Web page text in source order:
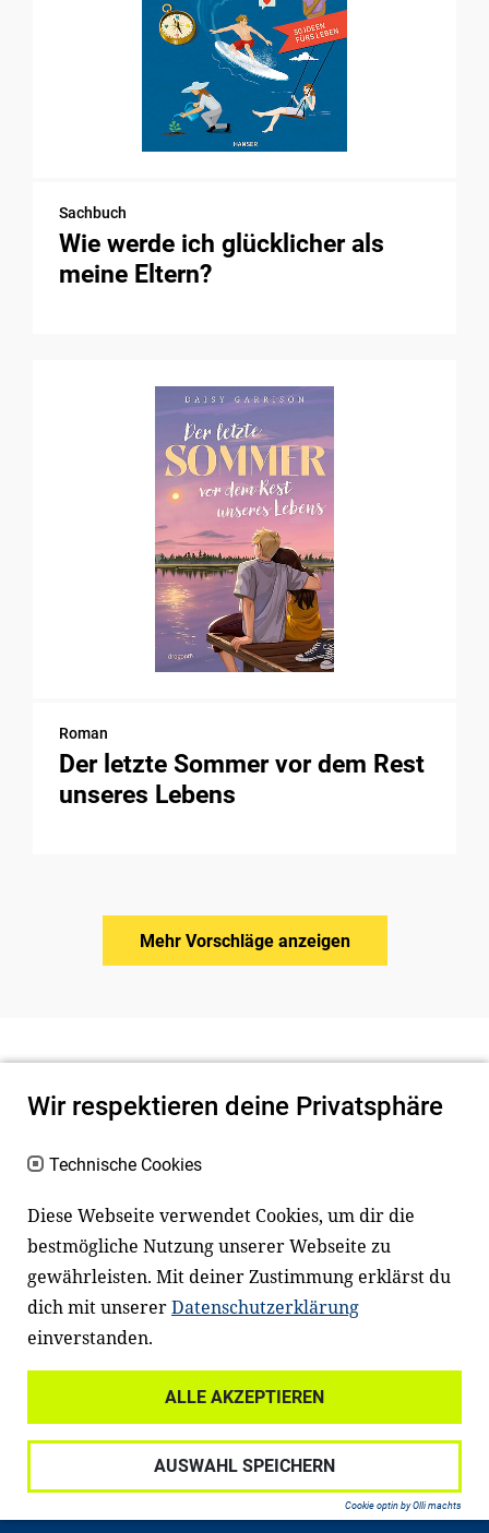
Sachbuch
Wie werde ich glücklicher als
meine Eltern?
Roman
Der letzte Sommer vor dem Rest
unseres Lebens
Mehr Vorschläge anzeigen
Newsletter
Facebook LinkedIn
Datenschutz
Haftungsausschluss
Impressum
Wir respektieren deine Privatsphäre
Technische Cookies
Diese Webseite verwendet Cookies, um dir die
bestmögliche Nutzung unserer Webseite zu
gewährleisten. Mit deiner Zustimmung erklärst du
dich mit unsererDatenschutzerklärung
einverstanden.
ALLE AKZEPTIEREN
AUSWAHL SPEICHERN
Cookie optin by Olli machts